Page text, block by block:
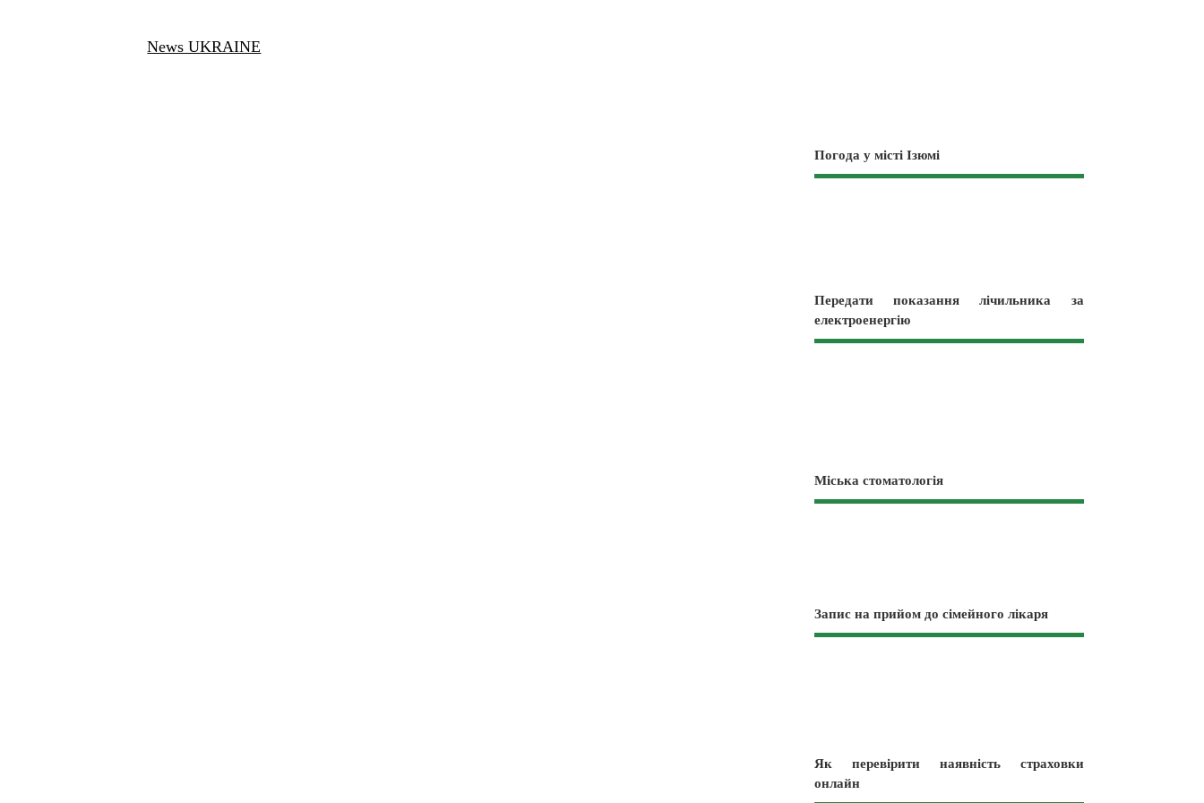
News UKRAINE
Погода у місті Ізюмі
Передати показання лічильника за
електроенергію
Міська стоматологія
Запис на прийом до сімейного лікаря
Як перевірити наявність страховки
онлайн